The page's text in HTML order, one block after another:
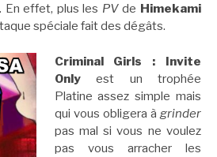
. En effet, plus les PVde Himekami
spéciale fait des dégâts.
Criminal Girls : Invite
Onlyest un trophée
Platine assez simple mais
qui vous obligera à grinder
pas mal si vous ne voulez
pas vous arracher les